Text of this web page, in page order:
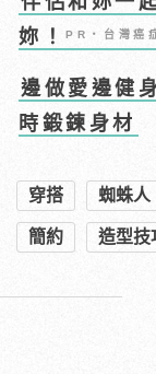
妳！PR・台灣癌
邊做愛邊健
時鍛鍊身材
穿搭 蜘蛛人
簡約 造型技